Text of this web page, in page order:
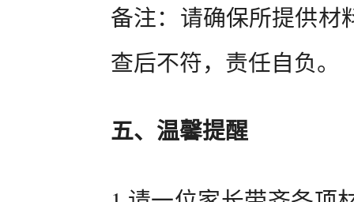
备注：请确保所提供材
查后不符，责任自负。
五、温馨提醒